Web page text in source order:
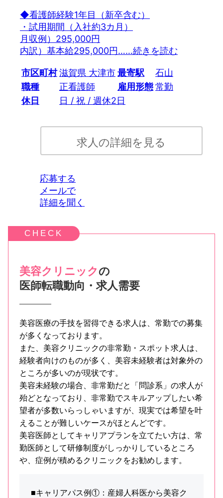
◆看護師経験1年目（新卒含む）
・試用期間（入社約3カ月）
月収例）295,000円
内訳）基本給295,000円……続きを読む
市区町村滋賀県 大津市最寄駅
石山
職種
正看護師 雇用形態常勤
休日
日 / 祝 / 週休2日
求人の詳細を見る
応募する
メールで
詳細を聞く
美容クリニックの
医師転職動向・求人需要
美容医療の手技を習得できる求人は、常勤での募集
が多くなっております。
また、美容クリニックの非常勤・スポット求人は、
経験者向けのものが多く、美容未経験者は対象外の
ところが多いのが現状です。
美容未経験の場合、非常勤だと「問診系」の求人が
殆どとなっており、非常勤でスキルアップしたい希
望者が多数いらっしゃいますが、現実では希望を叶
えることが難しいケースがほとんどです。
美容医師としてキャリアプランを立てたい方は、常
勤医師として研修制度がしっかりしているところ
や、症例が積めるクリニックをお勧めします。
■キャリアパス例①：産婦人科医から美容ク